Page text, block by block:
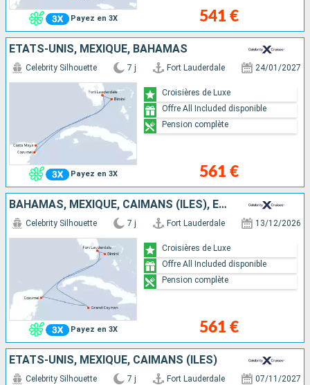
Payez en 3X 541 €
ÉTATS-UNIS, MEXIQUE, BAHAMAS
Payez en 3X
Celebrity Silhouette 7 j Fort Lauderdale 24/01/2027
561 €
Croisières de Luxe
Offre All Included disponible
Pension complète
BAHAMAS, MEXIQUE, CAÏMANS (ÎLES), ÉTATS-UNIS
Payez en 3X
Celebrity Silhouette 7 j Fort Lauderdale 13/12/2026
561 €
Croisières de Luxe
Offre All Included disponible
Pension complète
ÉTATS-UNIS, MEXIQUE, CAÏMANS (ÎLES)
Celebrity Silhouette 7 j Fort Lauderdale 07/11/2027